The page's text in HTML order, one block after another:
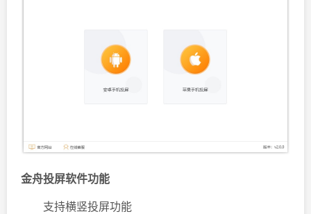
金舟投屏软件功能
支持横竖投屏功能